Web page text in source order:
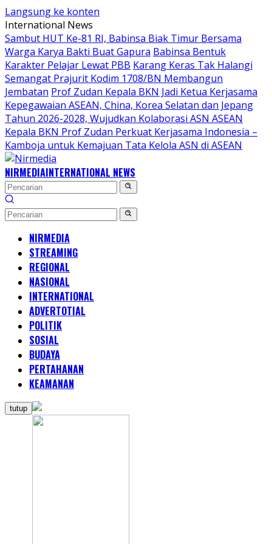
Langsung ke konten
International News
Sambut HUT Ke-81 RI, Babinsa Biak Timur Bersama
Warga Karya Bakti Buat Gapura Babinsa Bentuk
Karakter Pelajar Lewat PBB Karang Keras Tak Halangi
Semangat Prajurit Kodim 1708/BN Membangun
Jembatan Prof Zudan Kepala BKN Jadi Ketua Kerjasama
Kepegawaian ASEAN, China, Korea Selatan dan Jepang
Tahun 2026-2028, Wujudkan Kolaborasi ASN ASEAN
Kepala BKN Prof Zudan Perkuat Kerjasama Indonesia –
Kamboja untuk Kemajuan Tata Kelola ASN di ASEAN
NIRMEDIAINTERNATIONAL NEWS
NIRMEDIA
STREAMING
REGIONAL
NASIONAL
INTERNATIONAL
ADVERTOTIAL
POLITIK
SOSIAL
BUDAYA
PERTAHANAN
KEAMANAN
tutup